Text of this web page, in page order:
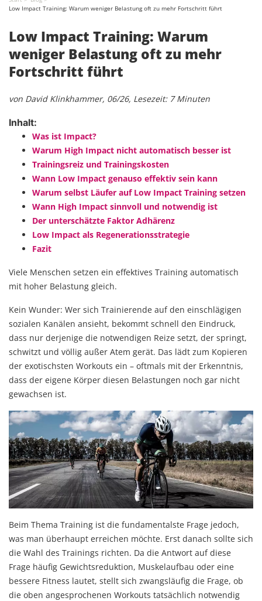
Low Impact Training: Warum weniger Belastung oft zu mehr Fortschritt führt
Low Impact Training: Warum
weniger Belastung oft zu mehr
Fortschritt führt
von David Klinkhammer, 06/26, Lesezeit: 7 Minuten
Inhalt:
Was ist Impact?
Warum High Impact nicht automatisch besser ist
Trainingsreiz und Trainingskosten
Wann Low Impact genauso effektiv sein kann
Warum selbst Läufer auf Low Impact Training setzen
Wann High Impact sinnvoll und notwendig ist
Der unterschätzte Faktor Adhärenz
Low Impact als Regenerationsstrategie
Fazit
Viele Menschen setzen ein effektives Training automatisch
mit hoher Belastung gleich.
Kein Wunder: Wer sich Trainierende auf den einschlägigen
sozialen Kanälen ansieht, bekommt schnell den Eindruck,
dass nur derjenige die notwendigen Reize setzt, der springt,
schwitzt und völlig außer Atem gerät. Das lädt zum Kopieren
der exotischsten Workouts ein – oftmals mit der Erkenntnis,
dass der eigene Körper diesen Belastungen noch gar nicht
gewachsen ist.
Beim Thema Training ist die fundamentalste Frage jedoch,
was man überhaupt erreichen möchte. Erst danach sollte sich
die Wahl des Trainings richten. Da die Antwort auf diese
Frage häufig Gewichtsreduktion, Muskelaufbau oder eine
bessere Fitness lautet, stellt sich zwangsläufig die Frage, ob
die oben angesprochenen Workouts tatsächlich notwendig